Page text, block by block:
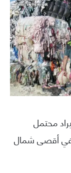
محتمل
في أقصى شمال